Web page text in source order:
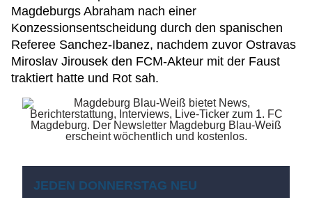
Magdeburgs Abraham nach einer
Konzessionsentscheidung durch den spanischen
Referee Sanchez-Ibanez, nachdem zuvor Ostravas
Miroslav Jirousek den FCM-Akteur mit der Faust
traktiert hatte und Rot sah.
JEDEN DONNERSTAG NEU